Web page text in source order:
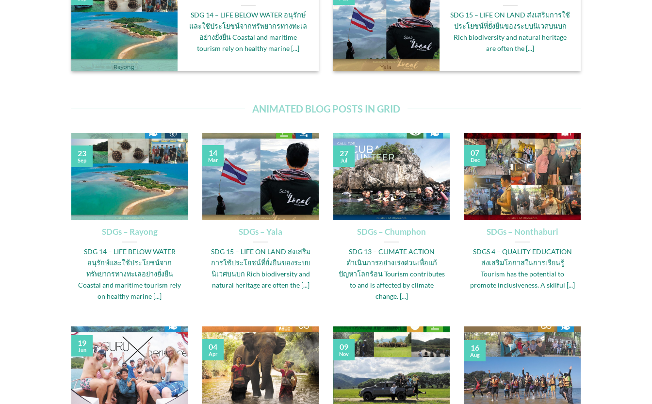
SDG 14 – LIFE BELOW WATER อนุรักษ์
และใช้ประโยชน์จากทรัพยากรทางทะเล
อย่างยั่งยืน Coastal and maritime
tourism rely on healthy marine [...]
SDG 15 – LIFE ON LAND ส่งเสริมการใช้
ประโยชน์ที่ยั่งยืนของระบบนิเวศบนบก
Rich biodiversity and natural heritage
are often the [...]
ANIMATED BLOG POSTS IN GRID
SDGs – Rayong
SDG 14 – LIFE BELOW WATER
อนุรักษ์และใช้ประโยชน์จาก
ทรัพยากรทางทะเลอย่างยั่งยืน
Coastal and maritime tourism rely
on healthy marine [...]
23
Sep
SDGs – Yala
SDG 15 – LIFE ON LAND ส่งเสริม
การใช้ประโยชน์ที่ยั่งยืนของระบบ
นิเวศบนบก Rich biodiversity and
natural heritage are often the [...]
14
Mar
SDGs – Chumphon
SDG 13 – CLIMATE ACTION
ดำเนินการอย่างเร่งด่วนเพื่อแก้
ปัญหาโลกร้อน Tourism contributes
to and is affected by climate
change. [...]
27
Jul
SDGs – Nonthaburi
SDGS 4 – QUALITY EDUCATION
ส่งเสริมโอกาสในการเรียนรู้
Tourism has the potential to
promote inclusiveness. A skilful [...]
07
Dec
19
Jun 04
Apr
09
Nov
16
Aug